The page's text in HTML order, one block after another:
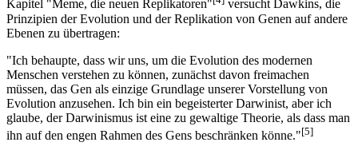
Kapitel "Meme, die neuen Replikatoren"
versucht Dawkins, die
Prinzipien der Evolution und der Replikation von Genen auf andere
Ebenen zu übertragen:
"Ich behaupte, dass wir uns, um die Evolution des modernen
Menschen verstehen zu können, zunächst davon freimachen
müssen, das Gen als einzige Grundlage unserer Vorstellung von
Evolution anzusehen. Ich bin ein begeisterter Darwinist, aber ich
glaube, der Darwinismus ist eine zu gewaltige Theorie, als dass man
ihn auf den engen Rahmen des Gens beschränken könne."[5]